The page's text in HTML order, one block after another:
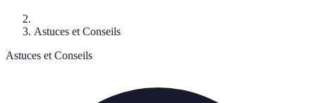
Astuces et Conseils
Astuces et Conseils